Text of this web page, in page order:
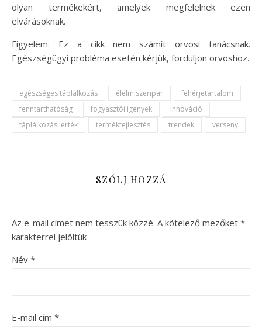
olyan termékekért, amelyek megfelelnek ezen
elvárásoknak.
Figyelem: Ez a cikk nem számít orvosi tanácsnak.
Egészségügyi probléma esetén kérjük, forduljon orvoshoz.
egészséges táplálkozás élelmiszeripar
fehérjetartalom
fenntarthatóság
fogyasztói igények
innováció
táplálkozási érték
termékfejlesztés trendek verseny
SZÓLJ HOZZÁ
Az e-mail címet nem tesszük közzé. A kötelező mezőket *
karakterrel jelöltük
Név *
E-mail cím *